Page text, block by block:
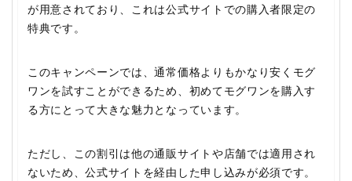
が用意されており、これは公式サイトでの購入者限定の
特典です。
このキャンペーンでは、通常価格よりもかなり安くモグ
ワンを試すことができるため、初めてモグワンを購入す
る方にとって大きな魅力となっています。
ただし、この割引は他の通販サイトや店舗では適用され
ないため、公式サイトを経由した申し込みが必須です。